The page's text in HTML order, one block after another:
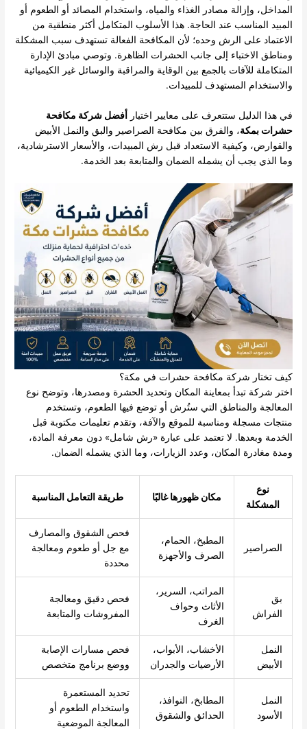
المداخل، وإزالة مصادر الغذاء والمياه، واستخدام المصائد أو الطعوم أو
المبيد المناسب عند الحاجة. هذا الأسلوب المتكامل أكثر منطقية من
الاعتماد على الرش وحده؛ لأن المكافحة الفعالة تستهدف سبب المشكلة
ومناطق الاختباء إلى جانب الحشرات الظاهرة. وتوصي مبادئ الإدارة
المتكاملة للآفات بالجمع بين الوقاية والمراقبة والوسائل غير الكيميائية
والاستخدام المستهدف للمبيدات.
في هذا الدليل ستتعرف على معايير اختيار
أفضل شركة مكافحة
حشرات بمكة، والفرق بين مكافحة الصراصير والبق والنمل الأبيض
والقوارض، وكيفية الاستعداد قبل رش المبيدات، والأسعار الاسترشادية،
وما الذي يجب أن يشمله الضمان والمتابعة بعد الخدمة.
كيف تختار شركة مكافحة حشرات في مكة؟
اختر شركة تبدأ بمعاينة المكان وتحديد الحشرة ومصدرها، وتوضح نوع
المعالجة والمناطق التي ستُرش أو توضع فيها الطعوم، وتستخدم
منتجات مسجلة ومناسبة للموقع والآفة، وتقدم تعليمات مكتوبة قبل
الخدمة وبعدها. لا تعتمد على عبارة «رش شامل» دون معرفة المادة،
ومدة مغادرة المكان، وعدد الزيارات، وما الذي يشمله الضمان.
نوع
المشكلة
مكان ظهورها غالبًا طريقة التعامل المناسبة
الصراصير
المطبخ، الحمام،
الصرف والأجهزة
فحص الشقوق والمصارف
مع جل أو طعوم ومعالجة
محددة
بق
الفراش
المراتب، السرير،
الأثاث وحواف
الغرف
فحص دقيق ومعالجة
المفروشات والمتابعة
النمل
الأبيض
الأخشاب، الأبواب،
الأرضيات والجدران
فحص مسارات الإصابة
ووضع برنامج متخصص
النمل
الأسود
المطابخ، النوافذ،
الحدائق والشقوق
تحديد المستعمرة
واستخدام الطعوم أو
المعالجة الموضعية